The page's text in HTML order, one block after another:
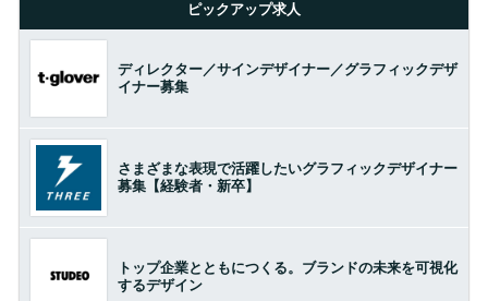
ピックアップ求人
ディレクター／サインデザイナー／グラフィックデザ
イナー募集
さまざまな表現で活躍したいグラフィックデザイナー
募集【経験者・新卒】
トップ企業とともにつくる。ブランドの未来を可視化
するデザイン